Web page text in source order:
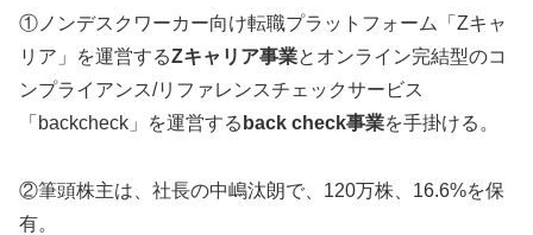
①ノンデスクワーカー向け転職プラットフォーム「Zキャ
リア」を運営するZキャリア事業とオンライン完結型のコ
ンプライアンス/リファレンスチェックサービス
「backcheck」を運営する back check事業を手掛ける。
②筆頭株主は、社長の中嶋汰朗で、120万株、16.6%を保
有。